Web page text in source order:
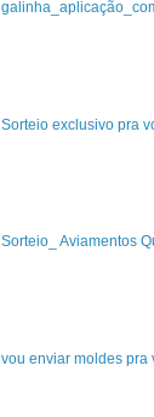
Sorteio exclusivo pra
Sorteio_ Aviamentos
vou enviar moldes pra